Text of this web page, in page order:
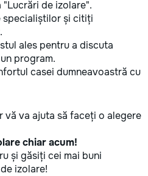
de izolare".
și citiți
ales pentru a discuta
program.
casei dumneavoastră cu
va ajuta să faceți o alegere
chiar acum!
și găsiți cei mai buni
izolare!